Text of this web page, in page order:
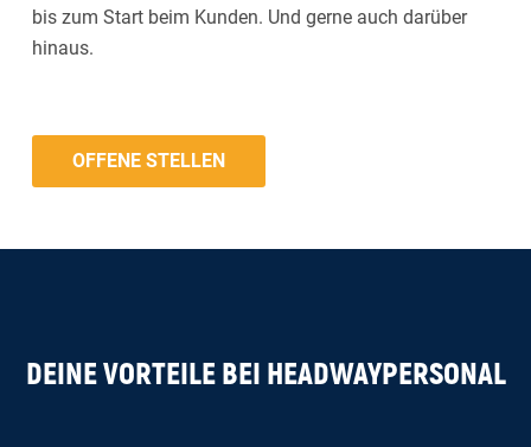
bis zum Start beim Kunden. Und gerne auch darüber
hinaus.
OFFENE STELLEN
DEINE VORTEILE BEI HEADWAYPERSONAL